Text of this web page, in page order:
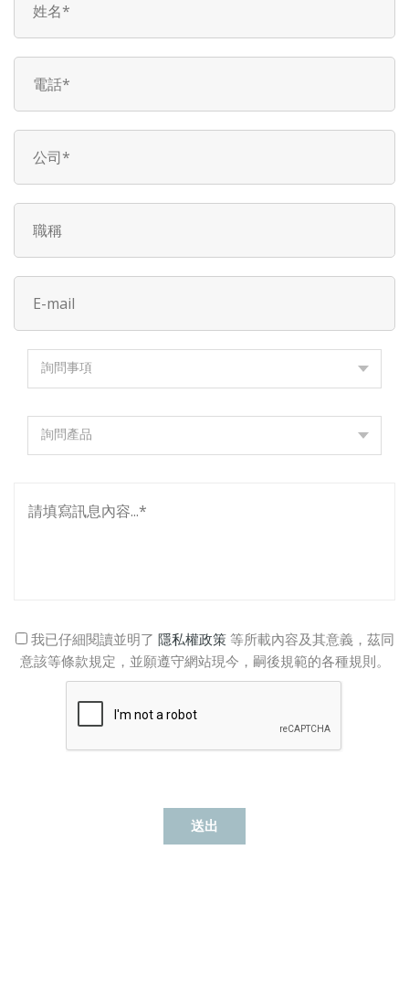
詢問事項
詢問產品
我已仔細閱讀並明了 隱私權政策等所載內容及其意義，茲同
意該等條款規定，並願遵守網站現今，嗣後規範的各種規則。